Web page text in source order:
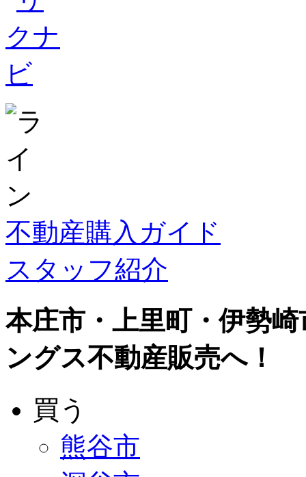
不動産購入ガイド
スタッフ紹介
本庄市・上里町・伊勢
ングス不動産販売へ！
買う
熊谷市